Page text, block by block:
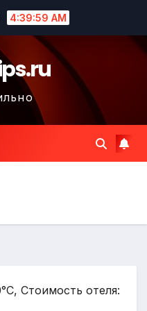
4:40:00 AM
Стоимость отеля: